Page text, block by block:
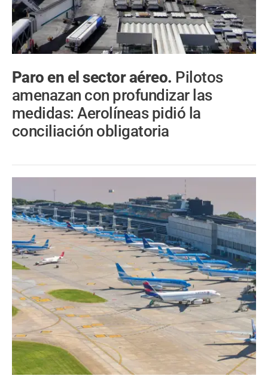
Paro en el sector aéreo. Pilotos
amenazan con profundizar las
medidas: Aerolíneas pidió la
conciliación obligatoria